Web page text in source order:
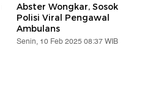
Abster Wongkar, Sosok
Polisi Viral Pengawal
Ambulans
Senin, 10 Feb 2025 08:37 WIB